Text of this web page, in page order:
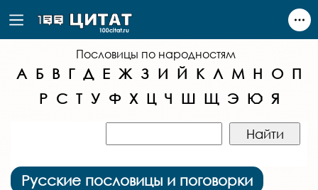
Пословицы по народностям
А Б В Г Д Е Ж З И Й К Л М Н О П
Р С Т У Ф Х Ц Ч Ш Щ Э Ю Я
Русские пословицы и поговорки